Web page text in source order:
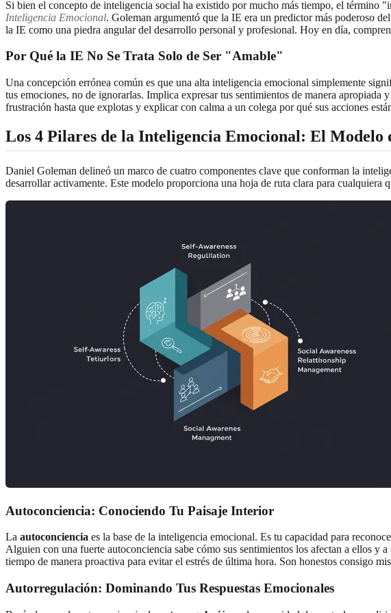
Si bien el concepto de inteligencia social ha existido por mucho más tiempo, el
Inteligencia Emocional. Goleman argumentó que la IE era un predictor más poderoso
la IE como una piedra angular del desarrollo personal y profesional. Hoy en día,
Por Qué la IE No Se Trata Solo de Ser "Amable"
Una concepción errónea común es que una alta inteligencia emocional simplemente
tus emociones, no de ignorarlas. Implica expresar tus sentimientos de manera
frustración hasta que explotas y explicar con calma a un colega por qué sus acciones
Los 4 Pilares de la Inteligencia Emocional: El Modelo
Daniel Goleman delineó un marco de cuatro componentes clave que conforman la
desarrollar activamente. Este modelo proporciona una hoja de ruta clara para cualquiera
Autoconciencia: Conociendo Tu Paisaje Interior
La autoconciencia es la base de la inteligencia emocional. Es tu capacidad para
Alguien con una fuerte autoconciencia sabe cómo sus sentimientos los afectan a ellos y
tiempo de manera proactiva para evitar el estrés de última hora. Son honestos consigo
Autorregulación: Dominando Tus Respuestas Emocionales